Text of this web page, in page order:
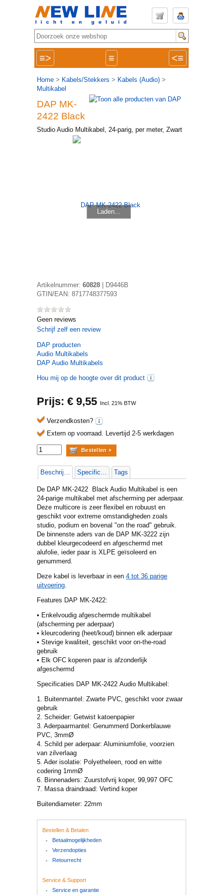
≡> ≡ <≡
Home > Kabels/Stekkers > Kabels (Audio) >
Multikabel
DAP MK-
2422 Black
Studio Audio Multikabel, 24-parig, per meter, Zwart
Laden...
Artikelnummer: 60828
D9446B
GTIN/EAN: 8717748377593
Geen reviews
Schrijf zelf een review
DAP producten
Audio Multikabels
DAP Audio Multikabels
Hou mij op de hoogte over dit product
Prijs: € 9,55 Incl. 21% BTW
Verzendkosten?
Extern op voorraad. Levertijd 2-5 werkdagen
Beschrijving Specificaties Tags
De DAP MK-2422 Black Audio Multikabel is een
24-parige multikabel met afscherming per aderpaar.
Deze multicore is zeer flexibel en robuust en
geschikt voor extreme omstandigheden zoals
studio, podium en bovenal "on the road" gebruik.
De binnenste aders van de DAP MK-3222 zijn
dubbel kleurgecodeerd en afgeschermd met
alufolie, ieder paar is XLPE geïsoleerd en
genummerd.
Deze kabel is leverbaar in een 4 tot 36 parige
uitvoering.
Features DAP MK-2422:
• Enkelvoudig afgeschermde multikabel
(afscherming per aderpaar)
• kleurcodering (heet/koud) binnen elk aderpaar
• Stevige kwaliteit, geschikt voor on-the-road
gebruik
• Elk OFC koperen paar is afzonderlijk
afgeschermd
Specificaties DAP MK-2422 Audio Multikabel:
1. Buitenmantel: Zwarte PVC, geschikt voor zwaar
gebruik
2. Scheider: Getwist katoenpapier
3. Aderpaarmantel: Genummerd Donkerblauwe
PVC, 3mmØ
4. Schild per aderpaar: Aluminiumfolie, voorzien
van zilverlaag
5. Ader isolatie: Polyetheleen, rood en witte
codering 1mmØ
6. Binnenaders: Zuurstofvrij koper, 99,997 OFC
7. Massa draindraad: Vertind koper
Buitendiameter: 22mm
Bestellen & Betalen
Betaalmogelijkheden
Verzendopties
Retourrecht
Service & Support
Service en garantie